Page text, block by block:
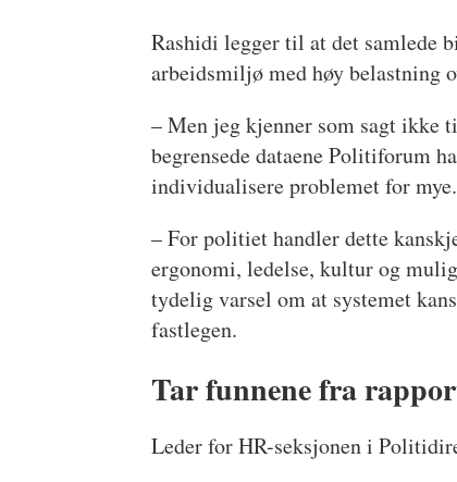
Rashidi legger til at det samlede
arbeidsmiljø med høy belastning
– Men jeg kjenner som sagt ikke
begrensede dataene Politiforum
individualisere problemet for
– For politiet handler dette
ergonomi, ledelse, kultur og
tydelig varsel om at systemet
fastlegen.
Tar funnene fra
Leder for HR-seksjonen i